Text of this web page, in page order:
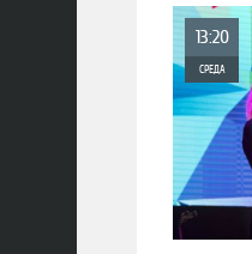
13:20
СРЕДА
0
1 904